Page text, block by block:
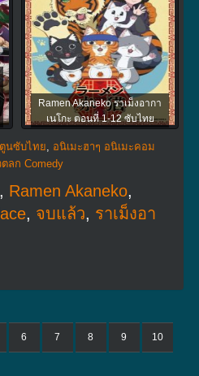
Ramen Akaneko ราเม็งอากา
เนโกะ ตอนที่ 1-12 ซับไทย
นซับไทย, อนิเมะฮาๆ อนิเมะคอม
ลก Comedy
Ramen Akaneko,
, จบแล้ว, ราเม็งอา
6 7 8 9 10